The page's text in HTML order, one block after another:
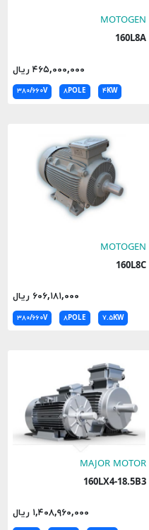
MOTOGEN
160L8A
۴۶۵,۰۰۰,۰۰۰ ریال
۴KW ۸POLE ۳۸۰/۶۶۰V
MOTOGEN
160L8C
۶۰۶,۱۸۱,۰۰۰ ریال
۷.۵KW ۸POLE ۳۸۰/۶۶۰V
MAJOR MOTOR
160LX4-18.5B3
۱,۴۰۸,۹۶۰,۰۰۰ ریال